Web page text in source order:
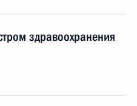
здравоохранения